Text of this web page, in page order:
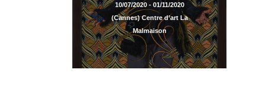
10/07/2020 - 01/11/2020
(Cannes) Centre d’art La
Malmaison